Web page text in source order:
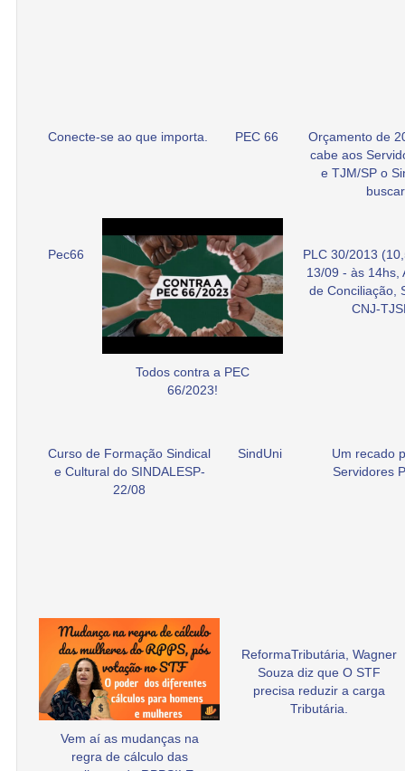
Conecte-se ao que importa. PEC 66
Orçamento de
cabe aos
e TJM/SP o
Pec66
Todos contra a PEC
66/2023!
PLC 30/2013
13/09 - às 14hs,
de Conciliação,
CNJ-
Curso de Formação Sindical
e Cultural do SINDALESP-
22/08
SindUni
Um recado
Servidores
Vem aí as mudanças na
regra de cálculo das
ReformaTributária, Wagner
Souza diz que O STF
precisa reduzir a carga
Tributária.